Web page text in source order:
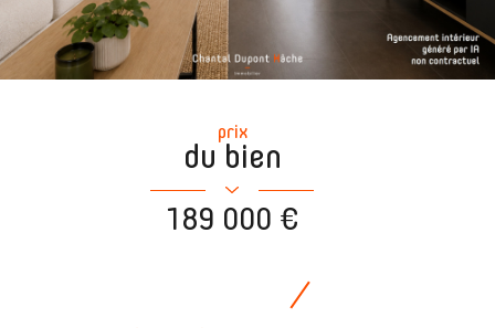
prix
du bien
189 000 €